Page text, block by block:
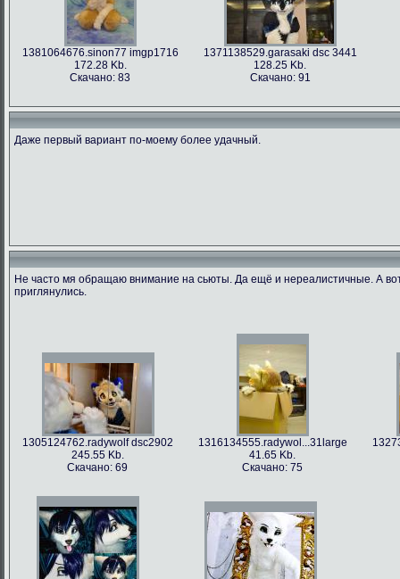
1381064676.sinon77 imgp1716
172.28 Kb.
Скачано: 83
1371138529.garasaki dsc 3441
128.25 Kb.
Скачано: 91
Даже первый вариант по-моему более удачный.
Не часто мя обращаю внимание на сьюты. Да ещё и нереалистичные. А
приглянулись.
1305124762.radywolf dsc2902
245.55 Kb.
Скачано: 69
1316134555.radywol...31large
41.65 Kb.
Скачано: 75